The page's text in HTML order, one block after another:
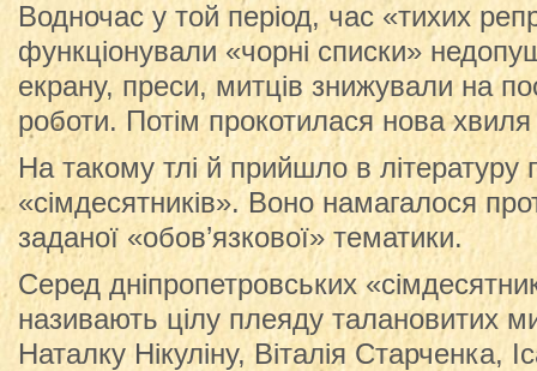
Водночас у той період, час «тихих
функціонували «чорні списки»
екрану, преси, митців знижували на
роботи. Потім прокотилася нова
На такому тлі й прийшло в літературу
«сімдесятників». Воно намагалося
заданої «обов’язкової» тематики.
Серед дніпропетровських
називають цілу плеяду талановитих
Наталку Нікуліну, Віталія Старченка,